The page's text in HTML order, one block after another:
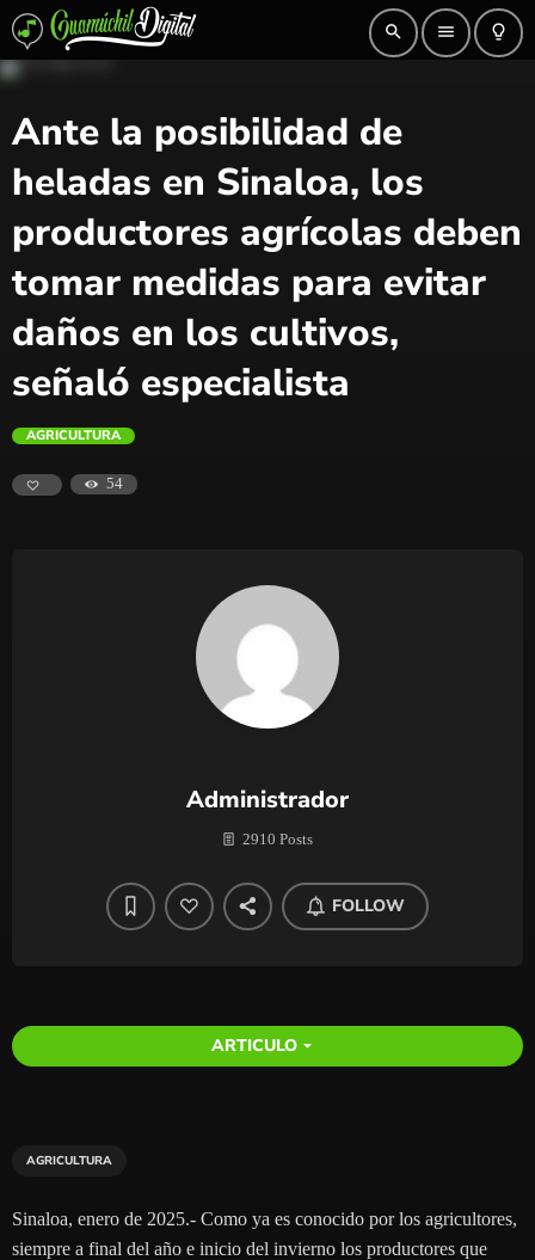
search menu lightbulb_outline
Ante la posibilidad de
heladas en Sinaloa, los
productores agrícolas deben
tomar medidas para evitar
daños en los cultivos,
señaló especialista
AGRICULTURA
54
Administrador
2910 Posts
FOLLOW
ARTICULO arrow_drop_down
AGRICULTURA
Sinaloa, enero de 2025.- Como ya es conocido por los agricultores,
siempre a final del año e inicio del invierno los productores que